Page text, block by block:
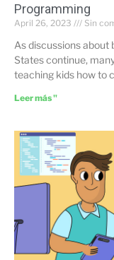
Programming
April 26, 2023 Sin
As discussions about
States continue,
teaching kids how to
Leer más "